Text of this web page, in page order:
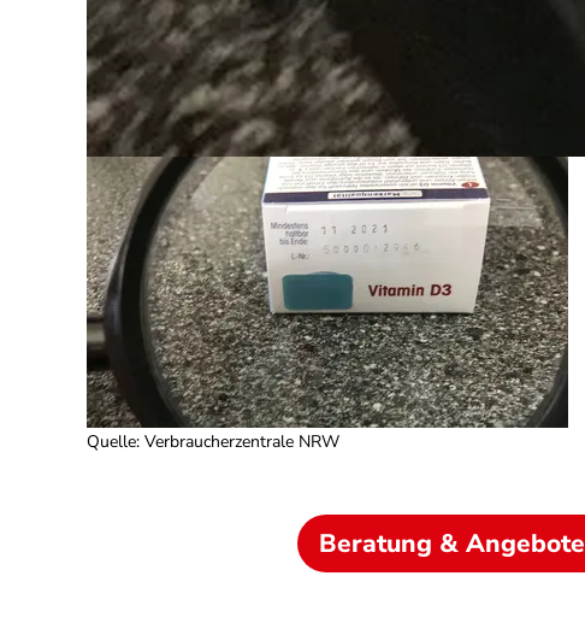
Quelle: Verbraucherzentrale NRW
Beratung & Angebote